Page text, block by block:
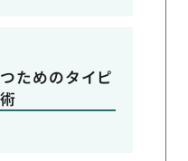
ためのタイピ